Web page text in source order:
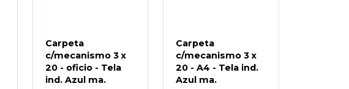
Carpeta
c/mecanismo 3 x
20 - oficio - Tela
ind. Azul ma.
Carpeta
c/mecanismo 3 x
20 - A4 - Tela ind.
Azul ma.